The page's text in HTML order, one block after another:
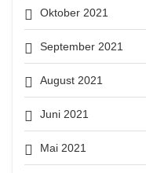
Oktober 2021
September 2021
August 2021
Juni 2021
Mai 2021